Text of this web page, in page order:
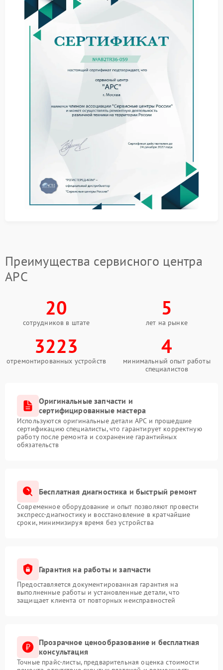
Ремонт APC в такой ситуации требует замены
поврежденных контактов и оценки состояния
дорожек платы рядом с разъемом.
Полезные советы
Сервис APC советует не подключать кабели с
перекошенным штекером и не использовать
переходники сомнительного качества. Даже
небольшое искрение ускоряет нагрев контактов и
разрушает посадочное место.
не вставляйте вилку с усилием;
не используйте поврежденные удлинители;
не подключайте нагрузку при следах плавления
Ремонт в мастерской
Сервисный центр APC выполняет разбор корпуса,
Компания FIX-APC использует совместимые
комплектующие и меняет поврежденные элементы
пайки, чтобы ИБП стабильно работал при
Преимущества сервисного центра
APC
20
сотрудников в штате
5
лет на рынке
3223
отремонтированных устройств
4
минимальный опыт работы
специалистов
Оригинальные запчасти и
сертифицированные мастера
Используются оригинальные детали APC и прошедшие
сертификацию специалисты, что гарантирует корректную
работу после ремонта и сохранение гарантийных
обязательств
Бесплатная диагностика и быстрый ремонт
Современное оборудование и опыт позволяют провести
экспресс-диагностику и восстановление в кратчайшие
сроки, минимизируя время без устройства
Гарантия на работы и запчасти
Предоставляется документированная гарантия на
выполненные работы и установленные детали, что
защищает клиента от повторных неисправностей
Прозрачное ценообразование и бесплатная
консультация
Точные прайс-листы, предварительная оценка стоимости